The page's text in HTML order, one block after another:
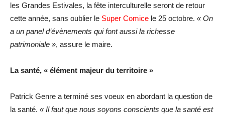
les Grandes Estivales, la fête interculturelle seront de retour
cette année, sans oublier le Super Comice le 25 octobre. « On
a un panel d’évènements qui font aussi la richesse
patrimoniale », assure le maire.
La santé, « élément majeur du territoire »
Patrick Genre a terminé ses voeux en abordant la question de
la santé. « Il faut que nous soyons conscients que la santé est